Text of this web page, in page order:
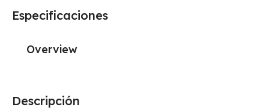
Descripción
Especificaciones
Overview